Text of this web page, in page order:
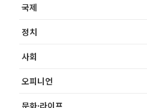
국제
정치
사회
오피니언
문화·라이프